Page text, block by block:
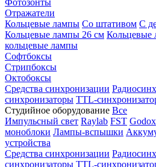
Фотозонты
Отражатели
Кольцевые лампы Со штативом С
Кольцевые лампы 26 см Кольцевые
кольцевые лампы
Софтбоксы
Стрипбоксы
Октобоксы
Средства синхронизации
синхронизаторы TTL-
Студийное оборудование Все
Импульсный свет Raylab FST Godox
моноблоки Лампы-вспышки
устройства
Средства синхронизации
синхронизаторы TTL-